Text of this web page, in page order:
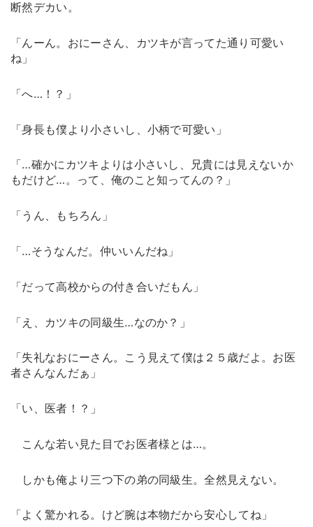
断然デカい。
「んーん。おにーさん、カツキが言ってた通り可愛い
ね」
「へ…！？」
「身長も僕より小さいし、小柄で可愛い」
「…確かにカツキよりは小さいし、兄貴には見えないか
もだけど…。って、俺のこと知ってんの？」
「うん、もちろん」
「…そうなんだ。仲いいんだね」
「だって高校からの付き合いだもん」
「え、カツキの同級生…なのか？」
「失礼なおにーさん。こう見えて僕は２５歳だよ。お医
者さんなんだぁ」
「い、医者！？」
こんな若い見た目でお医者様とは…。
しかも俺より三つ下の弟の同級生。全然見えない。
「よく驚かれる。けど腕は本物だから安心してね」